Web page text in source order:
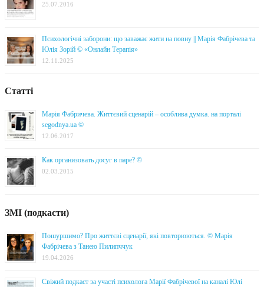
25.07.2016
Психологічні заборони: що заважає жити на повну || Марія Фабрічева та
Юлія Зорій © «Онлайн Терапія»
12.11.2025
Статті
Марія Фабричева. Життєвий сценарій – особлива думка. на порталі
segodnya.ua ©
12.06.2017
Как организовать досуг в паре? ©
02.03.2015
ЗМІ (подкасти)
Пошуршимо? Про життєві сценарії, які повторюються. © Марія
Фабрічева з Танею Пилипччук
19.04.2026
Свіжий подкаст за участі психолога Марії Фабрічевої на каналі Юлі